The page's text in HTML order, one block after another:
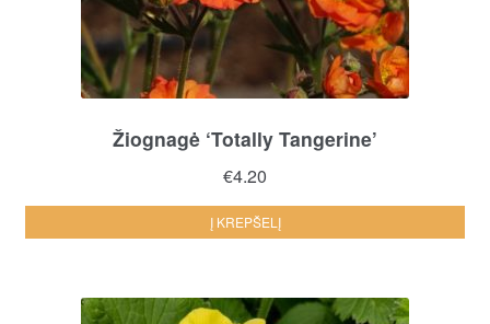
Žiognagė ‘Totally Tangerine’
€4.20
Į KREPŠELĮ